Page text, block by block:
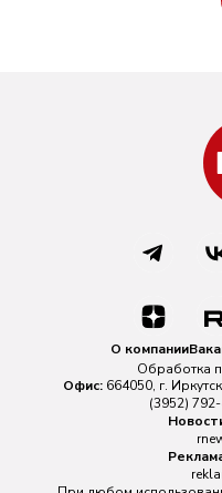
О компании
Обработка
Офис: 664050, г.
(3952)